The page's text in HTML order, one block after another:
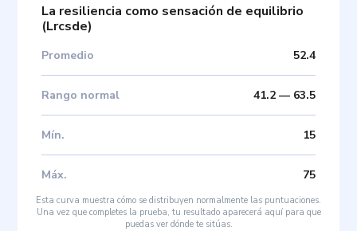
La resiliencia como sensación de equilibrio
(Lrcsde)
Promedio 52.4
Rango normal 41.2— 63.5
Mín. 15
Máx. 75
Esta curva muestra cómo se distribuyen normalmente las puntuaciones.
Una vez que completes la prueba, tu resultado aparecerá aquí para que
puedas ver dónde te sitúas.